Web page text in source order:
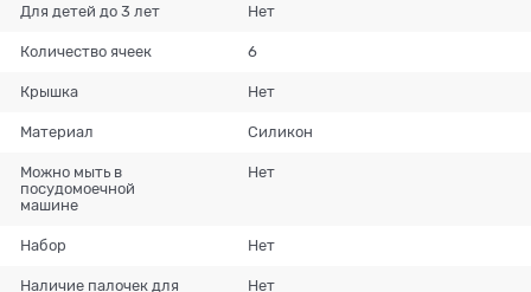
Для детей до 3 лет Нет
Количество ячеек 6
Крышка Нет
Материал Силикон
Можно мыть в
посудомоечной
машине
Нет
Набор Нет
Наличие палочек для
Нет